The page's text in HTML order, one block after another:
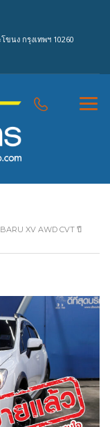
นง กรุงเทพฯ 10260
XV AWD CVT ปี